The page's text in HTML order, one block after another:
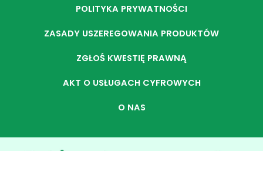
POLITYKA PRYWATNOŚCI
ZASADY USZEREGOWANIA PRODUKTÓW
ZGŁOŚ KWESTIĘ PRAWNĄ
AKT O USŁUGACH CYFROWYCH
O NAS